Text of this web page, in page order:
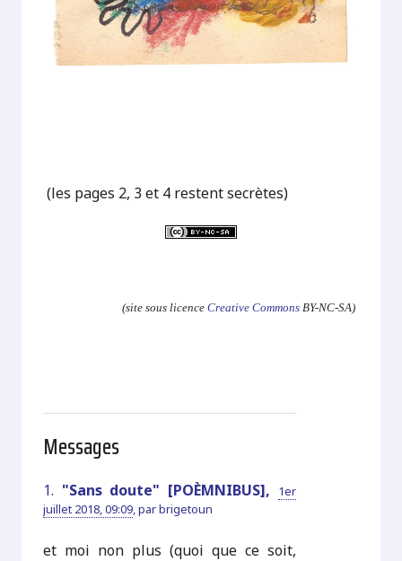
(les pages 2, 3 et 4 restent secrètes)
(site sous licence Creative CommonsBY-NC-SA)
Messages
1. "Sans doute" [POÈMNIBUS],
1er
juillet 2018, 09:09,parbrigetoun
et moi non plus (quoi que ce soit,